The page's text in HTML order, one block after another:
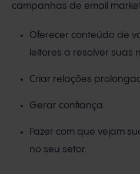
campanhas de email
Oferecer conteúdo de
leitores a resolver suas
Criar relações
Gerar confiança.
Fazer com que vejam
no seu setor.